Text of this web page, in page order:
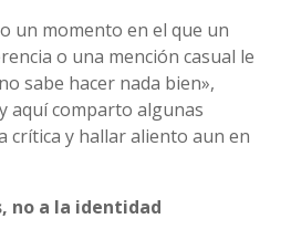
un momento en el que un
o una mención casual le
sabe hacer nada bien»,
aquí comparto algunas
crítica y hallar aliento aun en
no a la identidad